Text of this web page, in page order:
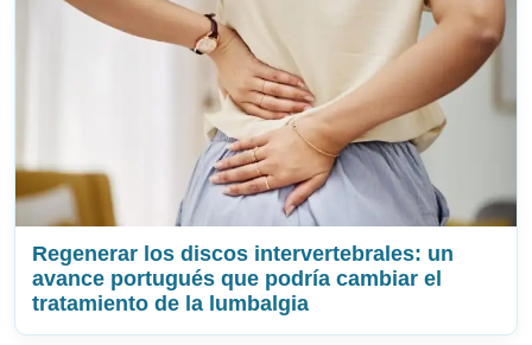
Regenerar los discos intervertebrales: un
avance portugués que podría cambiar el
tratamiento de la lumbalgia